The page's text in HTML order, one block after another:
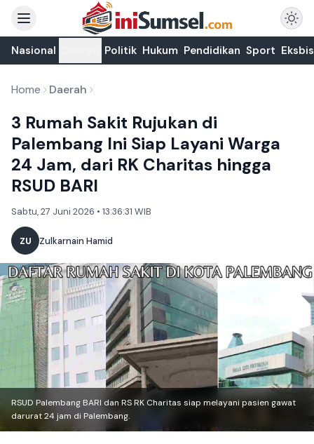
Nasional Politik Hukum Pendidikan Sport Eksbis
Home Daerah
3 Rumah Sakit Rujukan di
Palembang Ini Siap Layani Warga
24 Jam, dari RK Charitas hingga
RSUD BARI
Sabtu, 27 Juni 2026 • 13:36:31 WIB
ZU Zulkarnain Hamid
RSUD Palembang BARI dan RS RK Charitas siap melayani pasien gawat
darurat 24 jam di Palembang.